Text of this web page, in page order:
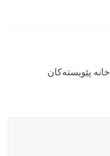
خانە پێویستەکان